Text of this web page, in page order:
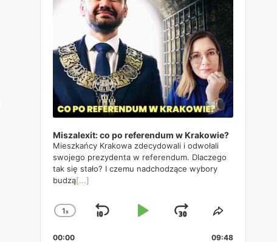
Miszalexit: co po referendum w Krakowie?
Mieszkańcy Krakowa zdecydowali i odwołali
swojego prezydenta w referendum. Dlaczego
tak się stało? I czemu nadchodzące wybory
budzą[...]
Change
1x
Skip
Play Jump
Forward
Share
00:00 09:48